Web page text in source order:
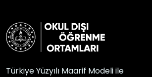
Türkiye Yüzyılı Maarif Modeli ile